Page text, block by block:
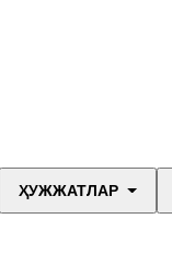
ҲУЖЖАТЛАР